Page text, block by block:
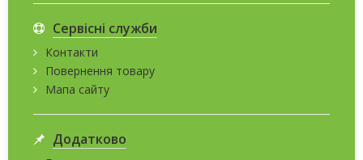
Сервісні служби
Контакти
Повернення товару
Мапа сайту
Додатково